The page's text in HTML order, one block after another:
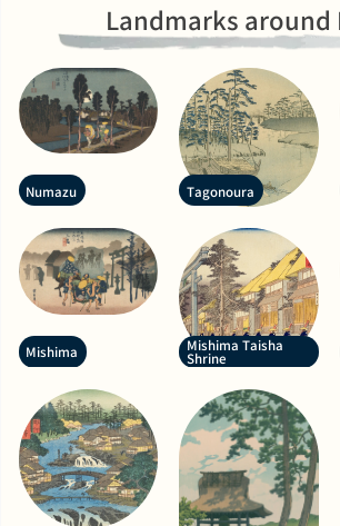
Landmarks around
Numazu Tagonoura
Mishima Mishima Taisha
Shrine